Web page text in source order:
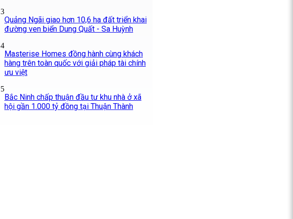
3
Quảng Ngãi giao hơn 10,6 ha đất triển khai
đường ven biển Dung Quất - Sa Huỳnh
4
Masterise Homes đồng hành cùng khách
hàng trên toàn quốc với giải pháp tài chính
ưu việt
5
Bắc Ninh chấp thuận đầu tư khu nhà ở xã
hội gần 1.000 tỷ đồng tại Thuận Thành